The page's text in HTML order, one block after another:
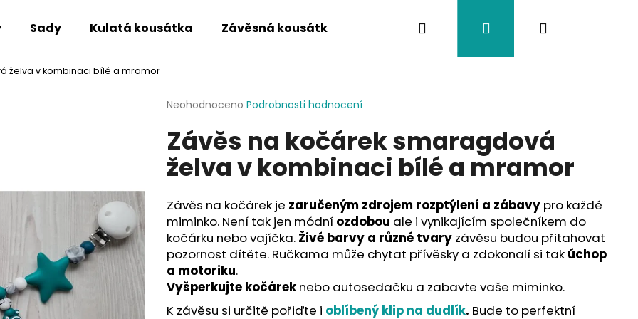
Sady Kulatá kousátka Závěsná kousátka Závěsy na kočárek Twistík kousátka
Hledat PřihlášeníNákupní
želva v kombinaci bílé a mramor
Průměrné
produktu
je
0,0
z
hvězdiček.
Neohodnoceno Podrobnosti hodnocení
Závěs na kočárek smaragdová
želva v kombinaci bílé a mramor
Závěs na kočárek je zaručeným zdrojem rozptýlení a zábavy pro každé
miminko. Není tak jen módní ozdobou ale i vynikajícím společníkem do
kočárku nebo vajíčka. Živé barvy a různé tvary závěsu budou přitahovat
pozornost dítěte. Ručkama může chytat přívěsky a zdokonalí si tak úchop
a motoriku.
Vyšperkujte kočárek nebo autosedačku a zabavte vaše miminko.
K závěsu si určitě pořiďte i oblíbený klip na dudlík. Bude to perfektní
Co potřebujete najít?
HLEDAT
Doporučujeme